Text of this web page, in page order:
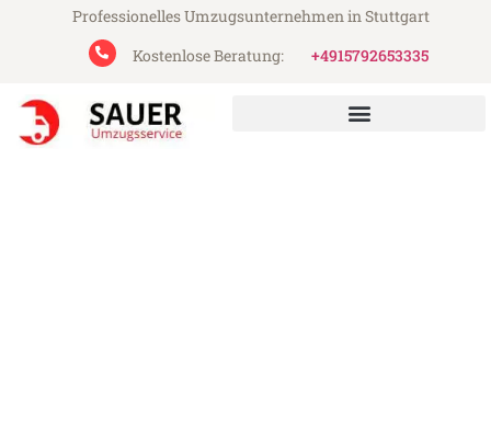
Professionelles Umzugsunternehmen in Stuttgart
Kostenlose Beratung:
+4915792653335